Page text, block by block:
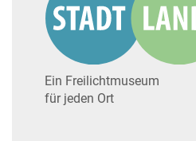
Ein Freilichtmuseum
für jeden Ort